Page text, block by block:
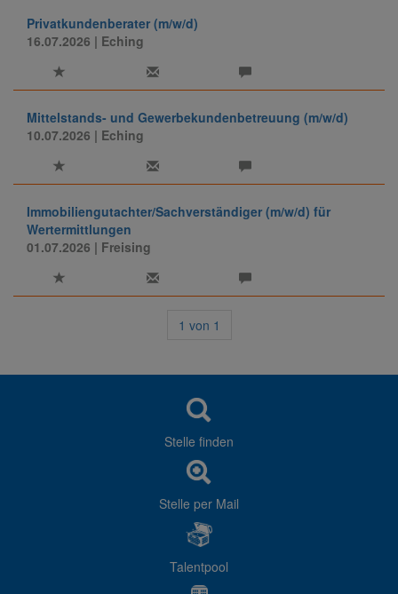
Privatkundenberater (m/w/d)
16.07.2026 | Eching
Mittelstands- und Gewerbekundenbetreuung (m/w/d)
10.07.2026 | Eching
Immobiliengutachter/Sachverständiger (m/w/d) für
Wertermittlungen
01.07.2026 | Freising
1 von 1
Stelle finden
Stelle per Mail
Talentpool